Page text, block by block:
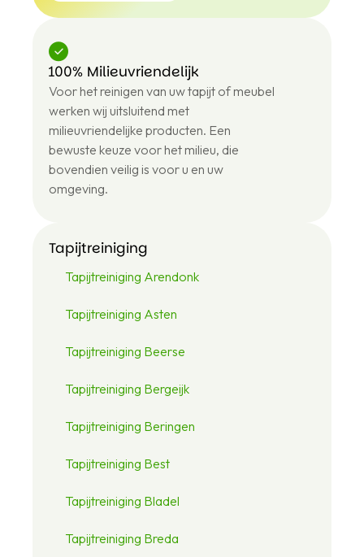
+31
6
43
12
48
46
100% Milieuvriendelijk
Voor het reinigen van uw tapijt of meubel
werken wij uitsluitend met
milieuvriendelijke producten. Een
bewuste keuze voor het milieu, die
bovendien veilig is voor u en uw
omgeving.
Tapijtreiniging
Tapijtreiniging Arendonk
Tapijtreiniging Asten
Tapijtreiniging Beerse
Tapijtreiniging Bergeijk
Tapijtreiniging Beringen
Tapijtreiniging Best
Tapijtreiniging Bladel
Tapijtreiniging Breda